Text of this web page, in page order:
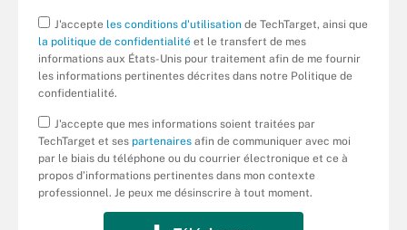
J'accepte les conditions d'utilisation de TechTarget, ainsi que
la politique de confidentialité et le transfert de mes
informations aux États-Unis pour traitement afin de me fournir
les informations pertinentes décrites dans notre Politique de
confidentialité.
J'accepte que mes informations soient traitées par
TechTarget et ses partenaires afin de communiquer avec moi
par le biais du téléphone ou du courrier électronique et ce à
propos d’informations pertinentes dans mon contexte
professionnel. Je peux me désinscrire à tout moment.